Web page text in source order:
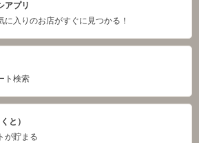
アプリ
に入りのお店がすぐに見つかる！
ト検索
と）
が貯まる